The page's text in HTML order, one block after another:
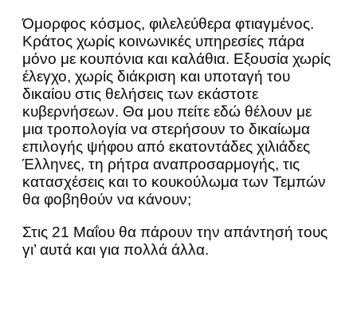
Όμορφος κόσμος, φιλελεύθερα φτιαγμένος.
Κράτος χωρίς κοινωνικές υπηρεσίες πάρα
μόνο με κουπόνια και καλάθια. Εξουσία χωρίς
έλεγχο, χωρίς διάκριση και υποταγή του
δικαίου στις θελήσεις των εκάστοτε
κυβερνήσεων. Θα μου πείτε εδώ θέλουν με
μια τροπολογία να στερήσουν το δικαίωμα
επιλογής ψήφου από εκατοντάδες χιλιάδες
Έλληνες, τη ρήτρα αναπροσαρμογής, τις
κατασχέσεις και το κουκούλωμα των Τεμπών
θα φοβηθούν να κάνουν;
Στις 21 Μαΐου θα πάρουν την απάντησή τους
γι’ αυτά και για πολλά άλλα.